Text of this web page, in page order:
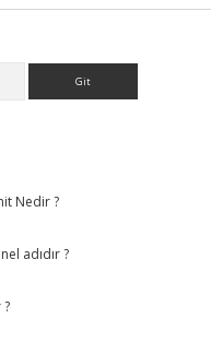
Nedir ?
adıdır ?